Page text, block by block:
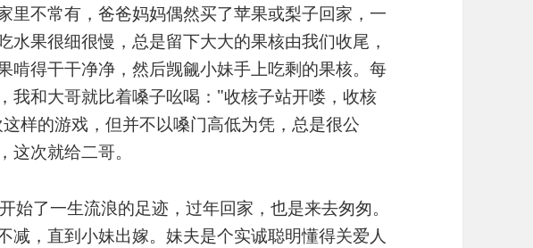
里不常有，爸爸妈妈偶然买了苹果或梨子回家，一
水果很细很慢，总是留下大大的果核由我们收尾，
啃得干干净净，然后觊觎小妹手上吃剩的果核。每
我和大哥就比着嗓子吆喝："收核子站开喽，收核
样的游戏，但并不以嗓门高低为凭，总是很公
这次就给二哥。
始了一生流浪的足迹，过年回家，也是来去匆匆。
减，直到小妹出嫁。妹夫是个实诚聪明懂得关爱人